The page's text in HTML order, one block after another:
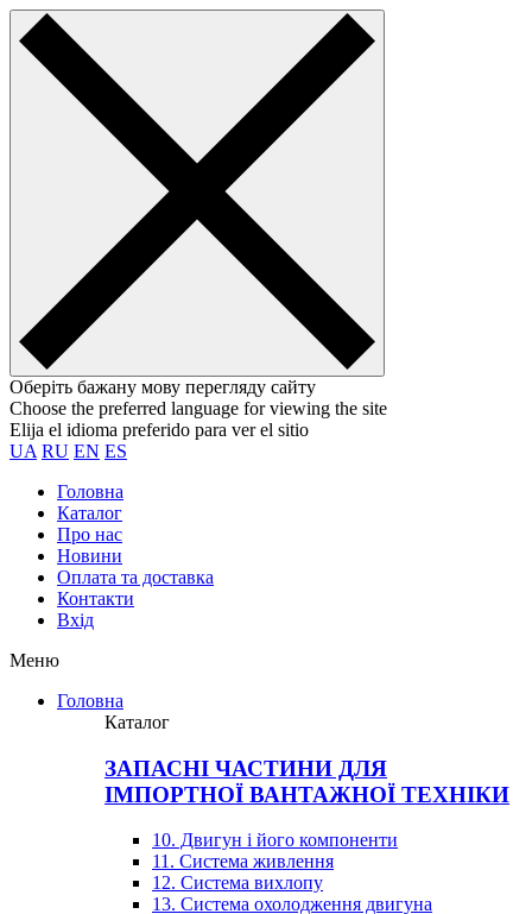
Оберіть бажану мову перегляду сайту
Choose the preferred language for viewing the site
Elija el idioma preferido para ver el sitio
UA RU EN ES
Головна
Каталог
Про нас
Новини
Оплата та доставка
Контакти
Вхiд
Меню
Головна
Каталог
ЗАПАСНІ ЧАСТИНИ ДЛЯ
ІМПОРТНОЇ ВАНТАЖНОЇ ТЕХНІКИ
10. Двигун і його компоненти
11. Система живлення
12. Система вихлопу
13. Система охолодження двигуна